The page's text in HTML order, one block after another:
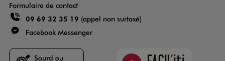
Formulaire de contact
09 69 32 35 19 (appel non surtaxé)
Facebook Messenger
Faciliti